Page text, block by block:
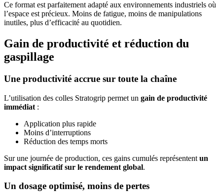
Ce format est parfaitement adapté aux environnements industriels où
l’espace est précieux. Moins de fatigue, moins de manipulations
inutiles, plus d’efficacité au quotidien.
Gain de productivité et réduction du
gaspillage
Une productivité accrue sur toute la chaîne
L’utilisation des colles Stratogrip permet un gain de productivité
immédiat :
Application plus rapide
Moins d’interruptions
Réduction des temps morts
Sur une journée de production, ces gains cumulés représentent un
impact significatif sur le rendement global.
Un dosage optimisé, moins de pertes